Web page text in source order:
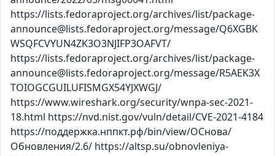
https://lists.fedoraproject.org/archives/list/package-
announce@lists.fedoraproject.org/message/Q6XGBK
WSQFCVYUN4ZK3O3NJIFP3OAFVT/
https://lists.fedoraproject.org/archives/list/package-
announce@lists.fedoraproject.org/message/R5AEK3X
TOIOGCGUILUFISMGX54YJXWGJ/
https://www.wireshark.org/security/wnpa-sec-2021-
18.html https://nvd.nist.gov/vuln/detail/CVE-2021-4184
https://поддержка.нппкт.рф/bin/view/ОСнова/
Обновления/2.6/ https://altsp.su/obnovleniya-